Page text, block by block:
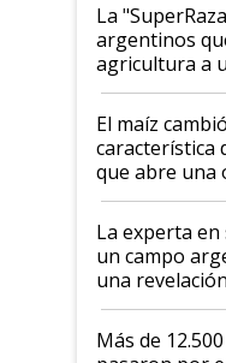
La
argentinos
agricultura a
posibilidades
infinitas"
El maíz
característica
que abre una
el lote
La experta
un campo
una
impresionó
Más de